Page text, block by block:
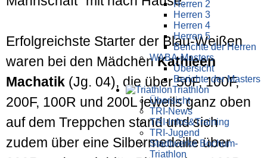
Herren 2
Herren 3
Herren 4
Herren 5
Berichte der Herren
WABA-Masters
Übersicht
Berichte der Masters
Triathlon
Übersicht
TRI-News
TRI-Infos&Training
TRI-Jugend
Stadtwerke Bochum-
Triathlon
Erfolgreichste Starter der Blau-Weißen
waren bei den MädchenKathleen
Machatik (Jg. 04), die über 50F, 100F,
200F, 100R und 200L jeweils ganz oben
auf dem Treppchen stand und sich
zudem über eine Silbermedaille über